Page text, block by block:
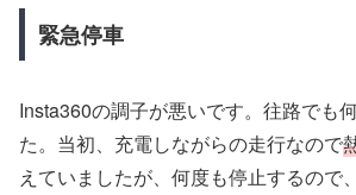
緊急停車
Insta360の調子が悪いです。往路でも
た。当初、充電しながらの走行なので
えていましたが、何度も停止するので